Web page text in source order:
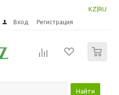
KZ RU
Вход Регистрация
Найти